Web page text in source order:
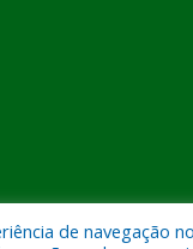
de navegação